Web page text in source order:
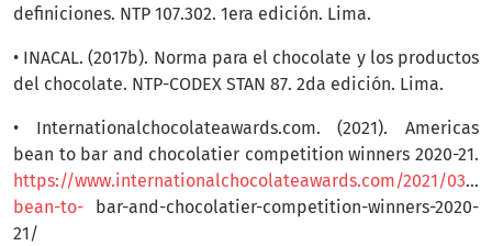
definiciones. NTP 107.302. 1era edición. Lima.
• INACAL. (2017b). Norma para el chocolate y los productos
del chocolate. NTP-CODEX STAN 87. 2da edición. Lima.
• Internationalchocolateawards.com. (2021). Americas
bean to bar and chocolatier competition winners 2020-21.
https://www.internationalchocolateawards.com/2021/03/
bean-to- bar-and-chocolatier-competition-winners-2020-
21/